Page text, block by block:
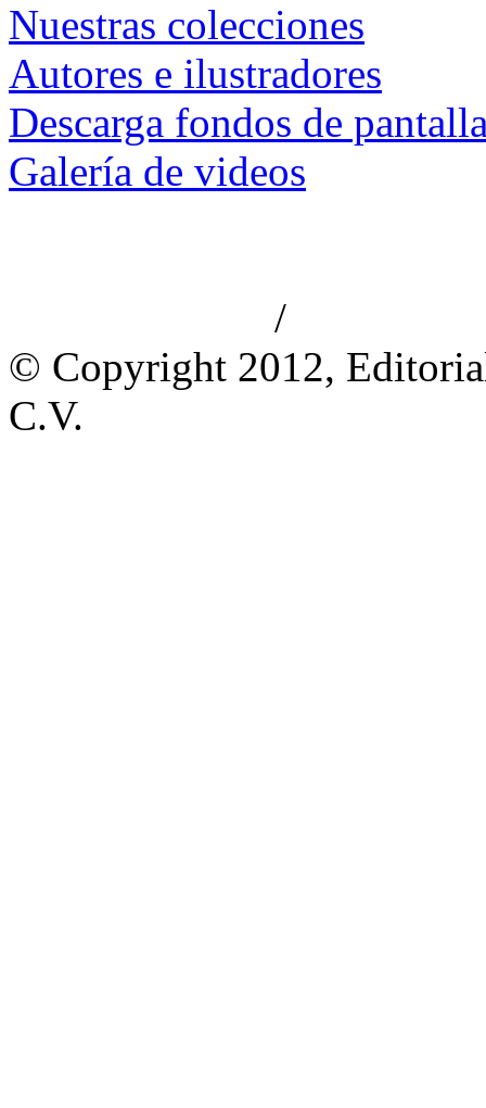
Nuestras colecciones
Autores e ilustradores
Descarga fondos de
Galería de videos
/
© Copyright 2012,
C.V.